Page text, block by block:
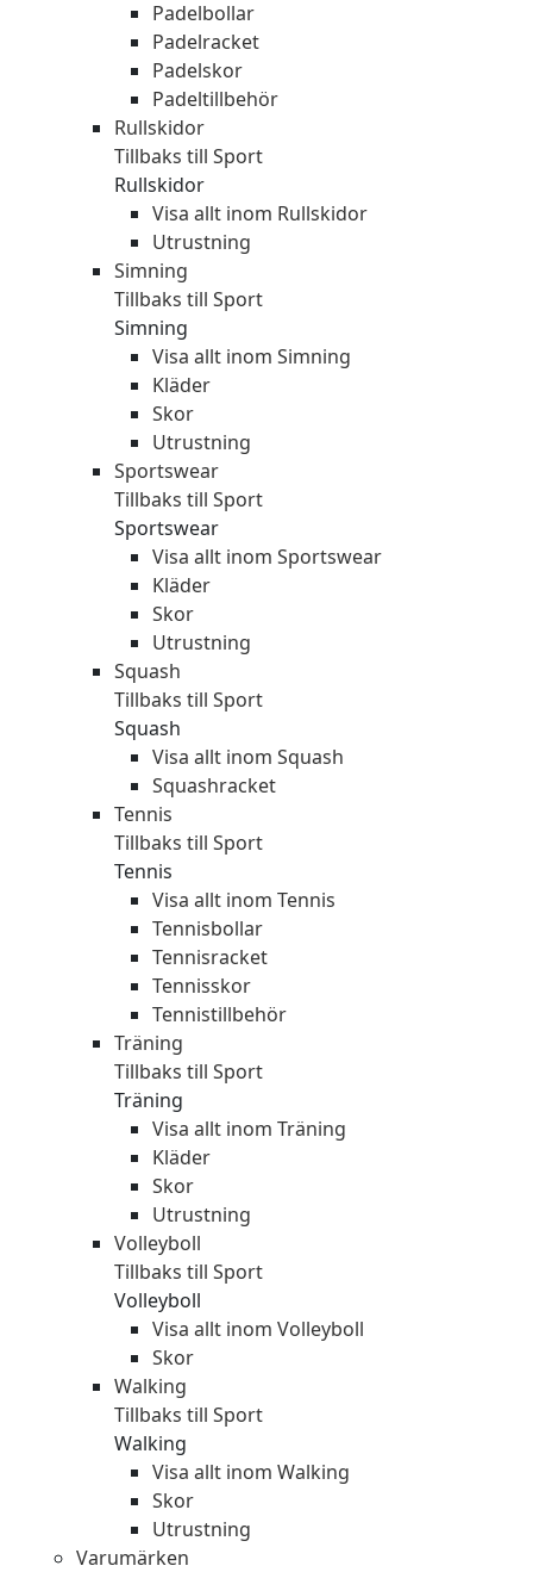
Padelbollar
Padelracket
Padelskor
Padeltillbehör
Rullskidor
Tillbaks till Sport
Rullskidor
Visa allt inom Rullskidor
Utrustning
Simning
Tillbaks till Sport
Simning
Visa allt inom Simning
Kläder
Skor
Utrustning
Sportswear
Tillbaks till Sport
Sportswear
Visa allt inom Sportswear
Kläder
Skor
Utrustning
Squash
Tillbaks till Sport
Squash
Visa allt inom Squash
Squashracket
Tennis
Tillbaks till Sport
Tennis
Visa allt inom Tennis
Tennisbollar
Tennisracket
Tennisskor
Tennistillbehör
Träning
Tillbaks till Sport
Träning
Visa allt inom Träning
Kläder
Skor
Utrustning
Volleyboll
Tillbaks till Sport
Volleyboll
Visa allt inom Volleyboll
Skor
Walking
Tillbaks till Sport
Walking
Visa allt inom Walking
Skor
Utrustning
Varumärken